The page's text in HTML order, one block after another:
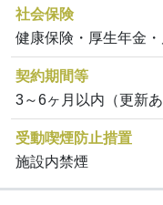
社会保険
健康保険・厚生年金
契約期間等
3～6ヶ月以内（更新あ
受動喫煙防止措置
施設内禁煙